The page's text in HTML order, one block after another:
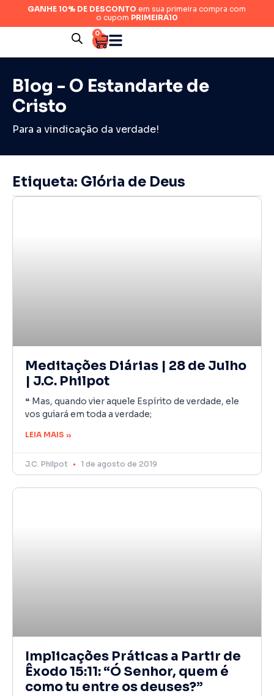
GANHE 10% DE DESCONTO em sua primeira compra com
o cupom PRIMEIRA10
0
Blog - O Estandarte de
Cristo
Para a vindicação da verdade!
Etiqueta: Glória de Deus
Meditações Diárias | 28 de Julho
| J.C. Philpot
❝ Mas, quando vier aquele Espírito de verdade, ele
vos guiará em toda a verdade;
LEIA MAIS »
J.C. Philpot 1 de agosto de 2019
Implicações Práticas a Partir de
Êxodo 15:11: “Ó Senhor, quem é
como tu entre os deuses?”